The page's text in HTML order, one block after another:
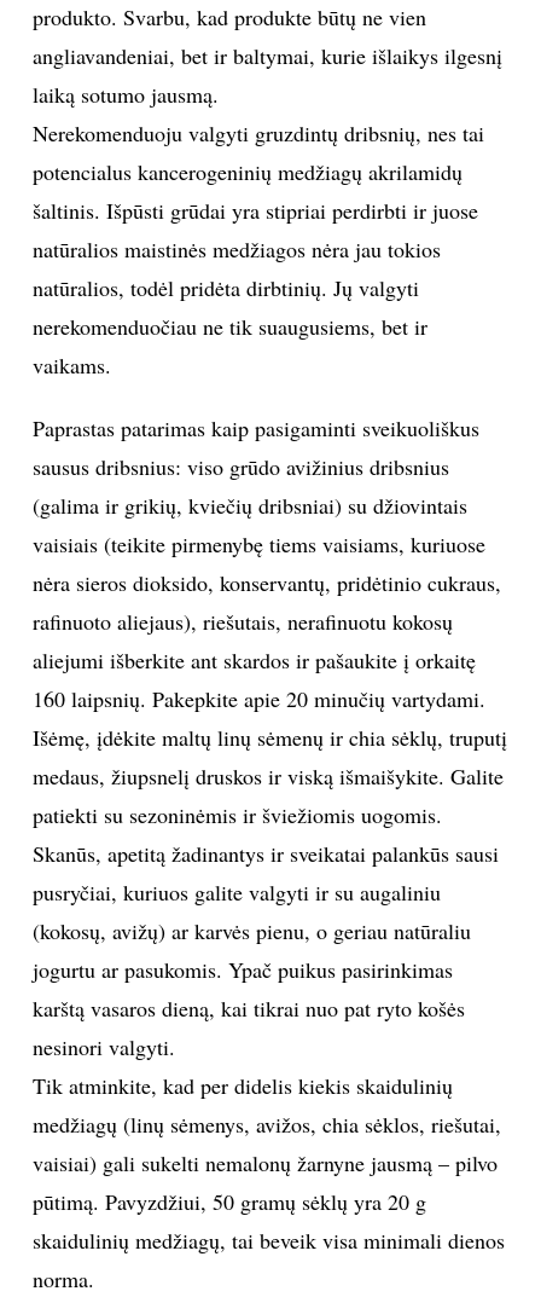
produkto. Svarbu, kad produkte būtų ne vien
angliavandeniai, bet ir baltymai, kurie išlaikys ilgesnį
laiką sotumo jausmą.
Nerekomenduoju valgyti gruzdintų dribsnių, nes tai
potencialus kancerogeninių medžiagų akrilamidų
šaltinis. Išpūsti grūdai yra stipriai perdirbti ir juose
natūralios maistinės medžiagos nėra jau tokios
natūralios, todėl pridėta dirbtinių. Jų valgyti
nerekomenduočiau ne tik suaugusiems, bet ir
vaikams.
Paprastas patarimas kaip pasigaminti sveikuoliškus
sausus dribsnius: viso grūdo avižinius dribsnius
(galima ir grikių, kviečių dribsniai) su džiovintais
vaisiais (teikite pirmenybę tiems vaisiams, kuriuose
nėra sieros dioksido, konservantų, pridėtinio cukraus,
rafinuoto aliejaus), riešutais, nerafinuotu kokosų
aliejumi išberkite ant skardos ir pašaukite į orkaitę
160 laipsnių. Pakepkite apie 20 minučių vartydami.
Išėmę, įdėkite maltų linų sėmenų ir chia sėklų, truputį
medaus, žiupsnelį druskos ir viską išmaišykite. Galite
patiekti su sezoninėmis ir šviežiomis uogomis.
Skanūs, apetitą žadinantys ir sveikatai palankūs sausi
pusryčiai, kuriuos galite valgyti ir su augaliniu
(kokosų, avižų) ar karvės pienu, o geriau natūraliu
jogurtu ar pasukomis. Ypač puikus pasirinkimas
karštą vasaros dieną, kai tikrai nuo pat ryto košės
nesinori valgyti.
Tik atminkite, kad per didelis kiekis skaidulinių
medžiagų (linų sėmenys, avižos, chia sėklos, riešutai,
vaisiai) gali sukelti nemalonų žarnyne jausmą – pilvo
pūtimą. Pavyzdžiui, 50 gramų sėklų yra 20 g
skaidulinių medžiagų, tai beveik visa minimali dienos
norma.